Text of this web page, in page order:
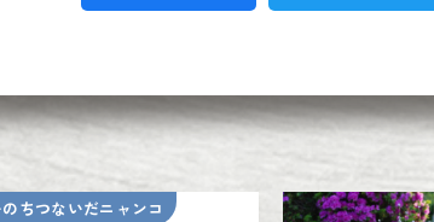
ちつないだニャンコ